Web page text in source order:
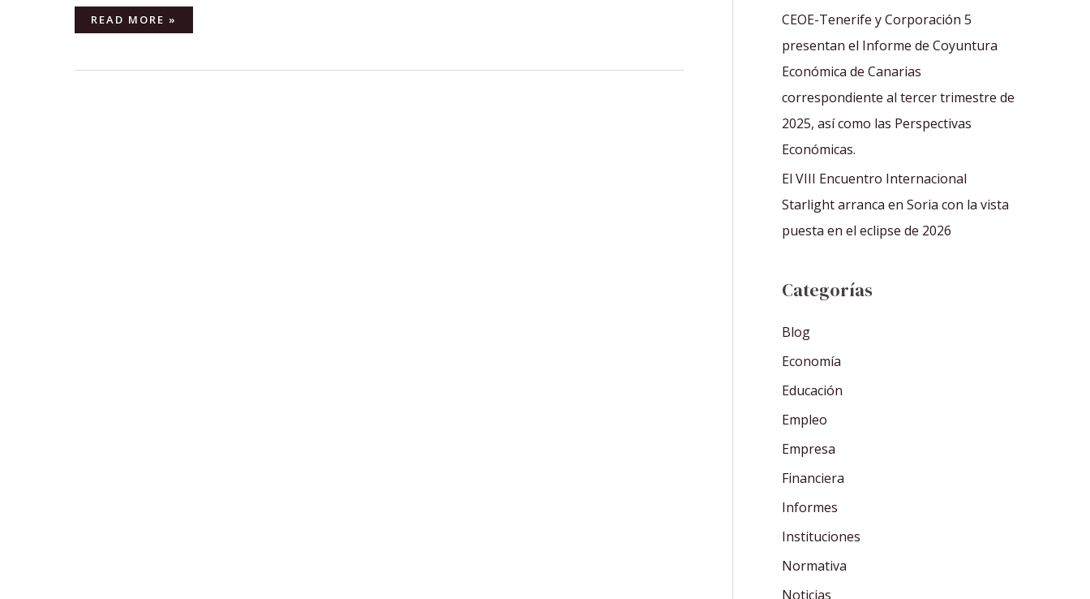
READ MORE »
CEOE-Tenerife y Corporación 5
presentan el Informe de Coyuntura
Económica de Canarias
correspondiente al tercer trimestre de
2025, así como las Perspectivas
Económicas.
El VIII Encuentro Internacional
Starlight arranca en Soria con la vista
puesta en el eclipse de 2026
Categorías
Blog
Economía
Educación
Empleo
Empresa
Financiera
Informes
Instituciones
Normativa
Noticias